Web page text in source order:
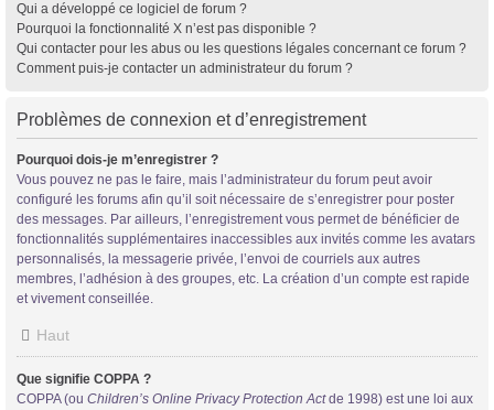
Qui a développé ce logiciel de forum ?
Pourquoi la fonctionnalité X n’est pas disponible ?
Qui contacter pour les abus ou les questions légales concernant ce forum ?
Comment puis-je contacter un administrateur du forum ?
Problèmes de connexion et d’enregistrement
Pourquoi dois-je m’enregistrer ?
Vous pouvez ne pas le faire, mais l’administrateur du forum peut avoir
configuré les forums afin qu’il soit nécessaire de s’enregistrer pour poster
des messages. Par ailleurs, l’enregistrement vous permet de bénéficier de
fonctionnalités supplémentaires inaccessibles aux invités comme les avatars
personnalisés, la messagerie privée, l’envoi de courriels aux autres
membres, l’adhésion à des groupes, etc. La création d’un compte est rapide
et vivement conseillée.
Haut
Que signifie COPPA ?
COPPA (ou Children’s Online Privacy Protection Actde 1998) est une loi aux